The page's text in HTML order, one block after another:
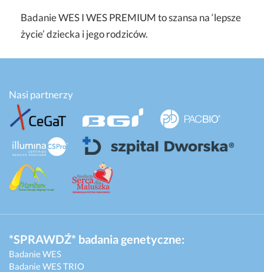
Badanie WES I WES PREMIUM to szansa na ‘lepsze
życie’ dziecka i jego rodziców.
Nasi partnerzy
*SPRAWDŹ* badania genetyczne:
Badanie WES
Badanie WES TRIO